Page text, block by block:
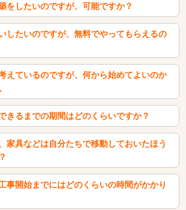
をしたいのですが、可能ですか？
したいのですが、無料でやってもらえるの
えているのですが、何から始めてよいのか
きるまでの期間はどのくらいですか？
家具などは自分たちで移動しておいたほう
事開始までにはどのくらいの時間がかかり